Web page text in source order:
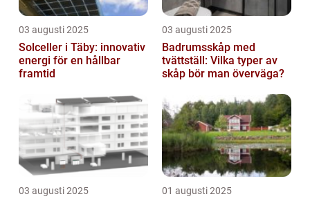
03 augusti 2025
Solceller i Täby: innovativ
energi för en hållbar
framtid
03 augusti 2025
Badrumsskåp med
tvättställ: Vilka typer av
skåp bör man överväga?
03 augusti 2025 01 augusti 2025